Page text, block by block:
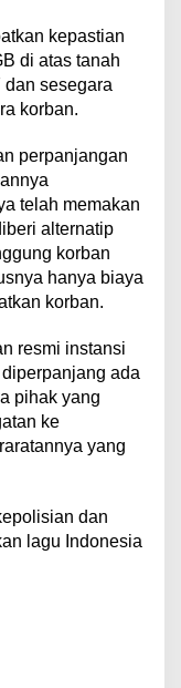
kepastian
di atas tanah
sesegara
korban.
perpanjangan
telah memakan
alternatip
korban
hanya biaya
korban.
resmi instansi
ada
pihak yang
ke
yang
dan
lagu Indonesia